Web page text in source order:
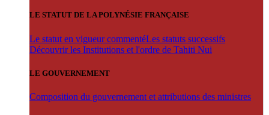
LE STATUT DE LA POLYNÉSIE FRANÇAISE
Le statut en vigueur commentéLes statuts successifs
Découvrir les Institutions et l'ordre de Tahiti Nui
LE GOUVERNEMENT
Composition du gouvernement et attributions des ministres